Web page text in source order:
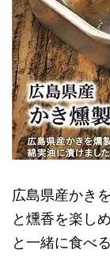
広島県産かき
と燻香を楽し
と一緒に食べ